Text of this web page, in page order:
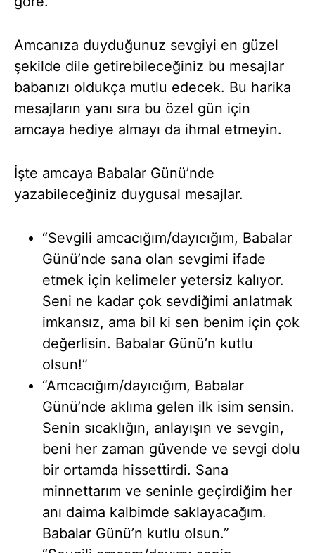
Amcanıza duyduğunuz sevgiyi en güzel
şekilde dile getirebileceğiniz bu mesajlar
babanızı oldukça mutlu edecek. Bu harika
mesajların yanı sıra bu özel gün için
amcaya hediye almayı da ihmal etmeyin.
İşte amcaya Babalar Günü’nde
yazabileceğiniz duygusal mesajlar.
“Sevgili amcacığım/dayıcığım, Babalar
Günü’nde sana olan sevgimi ifade
etmek için kelimeler yetersiz kalıyor.
Seni ne kadar çok sevdiğimi anlatmak
imkansız, ama bil ki sen benim için çok
değerlisin. Babalar Günü’n kutlu
olsun!”
“Amcacığım/dayıcığım, Babalar
Günü’nde aklıma gelen ilk isim sensin.
Senin sıcaklığın, anlayışın ve sevgin,
beni her zaman güvende ve sevgi dolu
bir ortamda hissettirdi. Sana
minnettarım ve seninle geçirdiğim her
anı daima kalbimde saklayacağım.
Babalar Günü’n kutlu olsun.”